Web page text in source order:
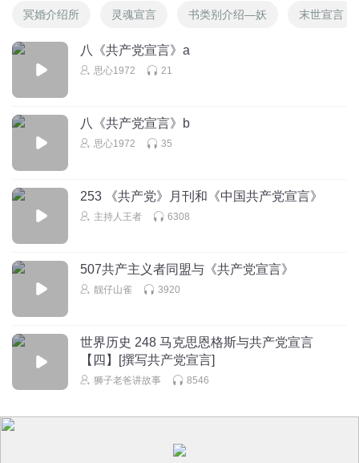
冥婚介绍所 灵魂宣言 书类别介绍—妖 末世宣言
八《共产党宣言》a
思心1972 21
八《共产党宣言》b
思心1972 35
253 《共产党》月刊和《中国共产党宣言》
主持人王者 6308
507共产主义者同盟与《共产党宣言》
靓仔山雀 3920
世界历史 248 马克思恩格斯与共产党宣言
【四】[撰写共产党宣言]
狮子老爸讲故事 8546